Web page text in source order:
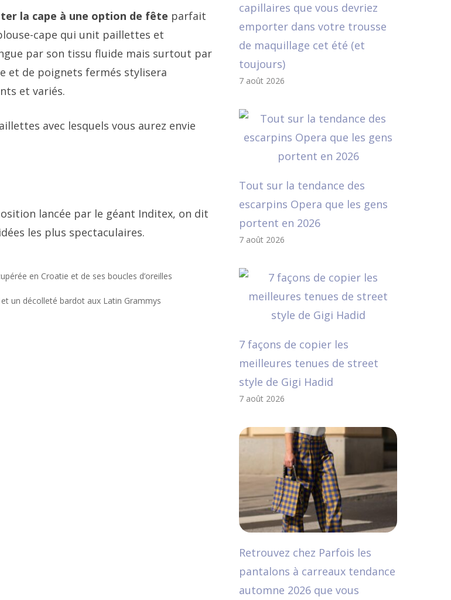
la cape à une option de fête parfait
cape qui unit paillettes et
par son tissu fluide mais surtout par
et de poignets fermés stylisera
et variés.
avec lesquels vous aurez envie
lancée par le géant Inditex, on dit
les plus spectaculaires.
en Croatie et de ses boucles d’oreilles
un décolleté bardot aux Latin Grammys
capillaires que vous devriez
emporter dans votre trousse
de maquillage cet été (et
toujours)
7 août 2026
Tout sur la tendance des
escarpins Opera que les gens
portent en 2026
7 août 2026
7 façons de copier les
meilleures tenues de street
style de Gigi Hadid
7 août 2026
Retrouvez chez Parfois les
pantalons à carreaux tendance
automne 2026 que vous